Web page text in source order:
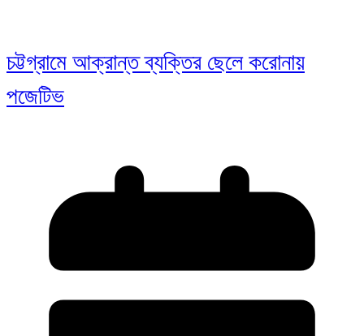
চট্টগ্রামে আক্রান্ত ব্যক্তির ছেলে করোনায়
পজেটিভ